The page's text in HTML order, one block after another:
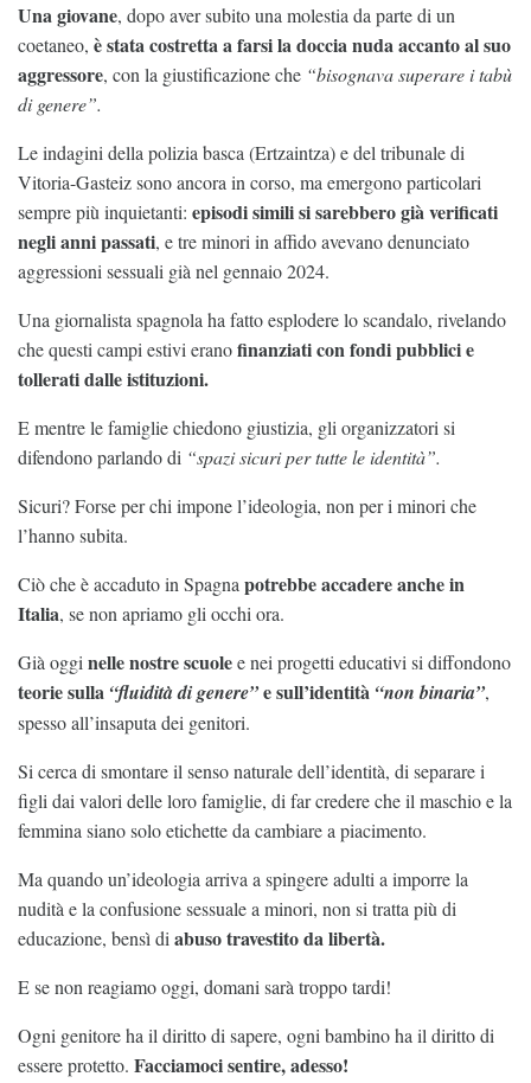
Una giovane, dopo aver subito una molestia da parte di un
coetaneo, è stata costretta a farsi la doccia nuda accanto al suo
aggressore, con la giustificazione che “bisognava superare i tabù
di genere”.
Le indagini della polizia basca (Ertzaintza) e del tribunale di
Vitoria-Gasteiz sono ancora in corso, ma emergono particolari
sempre più inquietanti: episodi simili si sarebbero già verificati
negli anni passati, e tre minori in affido avevano denunciato
aggressioni sessuali già nel gennaio 2024.
Una giornalista spagnola ha fatto esplodere lo scandalo, rivelando
che questi campi estivi eranofinanziati con fondi pubblici e
tollerati dalle istituzioni.
E mentre le famiglie chiedono giustizia, gli organizzatori si
difendono parlando di “spazi sicuri per tutte le identità”.
Sicuri? Forse per chi impone l’ideologia, non per i minori che
l’hanno subita.
Ciò che è accaduto in Spagna potrebbe accadere anche in
Italia, se non apriamo gli occhi ora.
Già oggi nelle nostre scuolee nei progetti educativi si diffondono
teorie sulla “fluidità di genere”e sull’identità “non binaria”,
spesso all’insaputa dei genitori.
Si cerca di smontare il senso naturale dell’identità, di separare i
figli dai valori delle loro famiglie, di far credere che il maschio e la
femmina siano solo etichette da cambiare a piacimento.
Ma quando un’ideologia arriva a spingere adulti a imporre la
nudità e la confusione sessuale a minori, non si tratta più di
educazione, bensì di abuso travestito da libertà.
E se non reagiamo oggi, domani sarà troppo tardi!
Ogni genitore ha il diritto di sapere, ogni bambino ha il diritto di
essere protetto. Facciamoci sentire, adesso!